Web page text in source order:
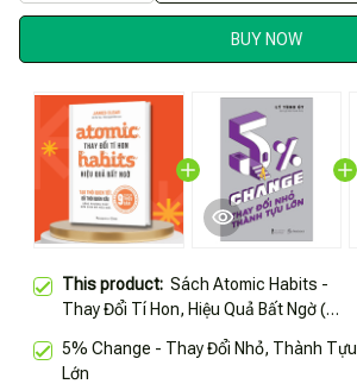
BUY NOW
This product: Sách Atomic Habits -
Thay Đổi Tí Hon, Hiệu Quả Bất Ngờ (
Công Lớn/ Tặng Kèm Bookmark)
5% Change - Thay Đổi Nhỏ, Thành Tựu
Lớn